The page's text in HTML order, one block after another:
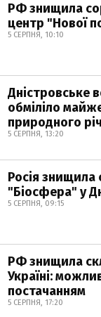
РФ знищила
центр "Нової
5 СЕРПНЯ, 10:10
Дністровське
обміліло
природного
5 СЕРПНЯ, 13:20
Росія знищила
"Біосфера" у
5 СЕРПНЯ, 09:15
РФ знищила
Україні:
постачанням
5 СЕРПНЯ, 17:20